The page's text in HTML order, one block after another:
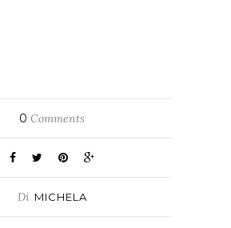
0 Comments
Di MICHELA